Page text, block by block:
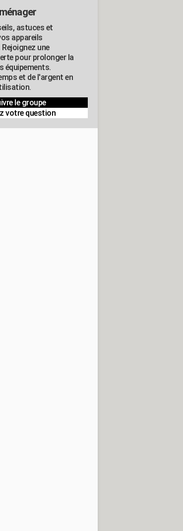
astuces et
appareils
une
pour prolonger la
équipements.
et de l'argent en
le groupe
votre question